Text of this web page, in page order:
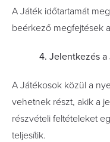
A Játék időtartamát
beérkező megfejtések
4. Jelentkezés
A Játékosok közül a
vehetnek részt, akik a
részvételi feltételeket
teljesítik.